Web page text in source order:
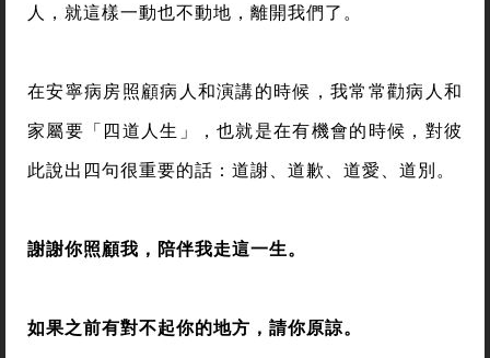
人，就這樣一動也不動地，離開我們了。
在安寧病房照顧病人和演講的時候，我常常勸病人和
家屬要「四道人生」，也就是在有機會的時候，對彼
此說出四句很重要的話：道謝、道歉、道愛、道別。
謝謝你照顧我，陪伴我走這一生。
如果之前有對不起你的地方，請你原諒。